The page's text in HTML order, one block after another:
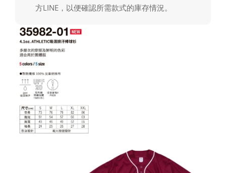
⽅LINE，以便確認所需款式的庫存情況。